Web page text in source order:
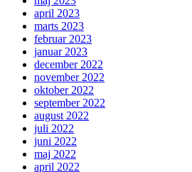
april 2023
marts 2023
februar 2023
januar 2023
december 2022
november 2022
oktober 2022
september 2022
august 2022
juli 2022
juni 2022
maj 2022
april 2022